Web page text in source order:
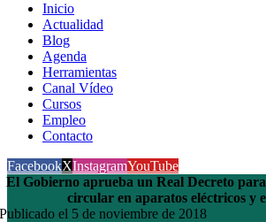
Inicio
Actualidad
Blog
Agenda
Herramientas
Canal Vídeo
Cursos
Empleo
Contacto
FacebookXInstagramYouTube
El Gobierno aprueba un Real Decreto
circular en aparatos eléctricos y
Publicado el 5 de noviembre de 2018